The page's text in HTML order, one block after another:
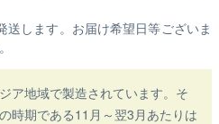
します。お届け希望日等ございま
ア地域で製造されています。そ
時期である11月～翌3月あたりは